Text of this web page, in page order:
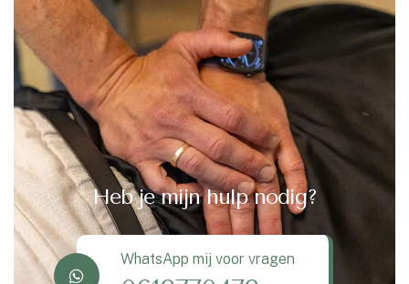
Heb je mijn hulp nodig?
WhatsApp mij voor vragen